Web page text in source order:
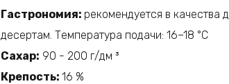
Гастрономия: рекомендуется в качества
десертам. Температура подачи: 16–18 °C
Сахар: 90 - 200 г/дм ³
Крепость: 16 %